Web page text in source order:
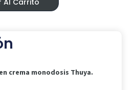
€.
18,05 €.
Al Carrito
crema monodosis Thuya.